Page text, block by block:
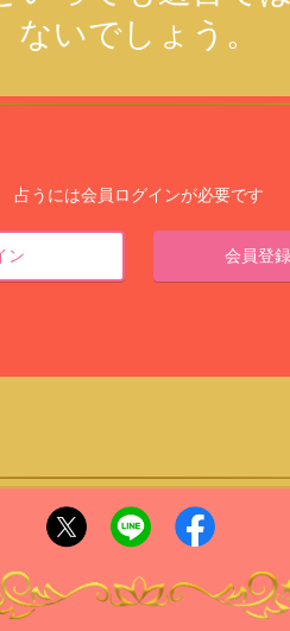
ないでしょう。
占うには会員ログインが必要です
ン 会員登録